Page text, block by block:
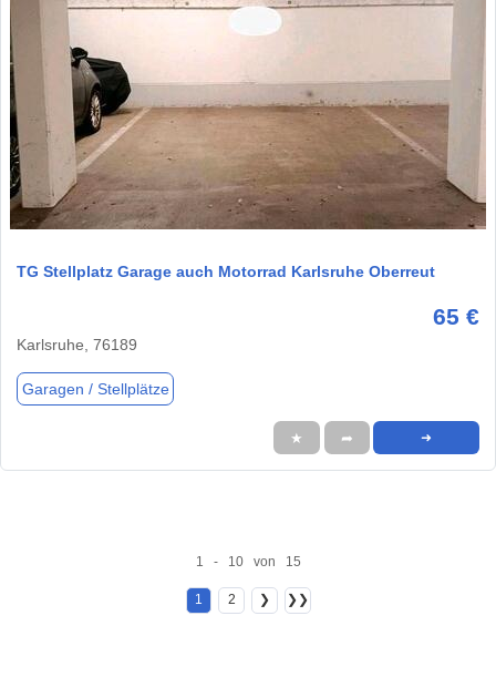
1 / 6
TG Stellplatz Garage auch Motorrad Karlsruhe Oberreut
65 €
Karlsruhe, 76189
Garagen / Stellplätze
★ ➦ ➜
1 - 10 von 15
1 2 ❯ ❯❯